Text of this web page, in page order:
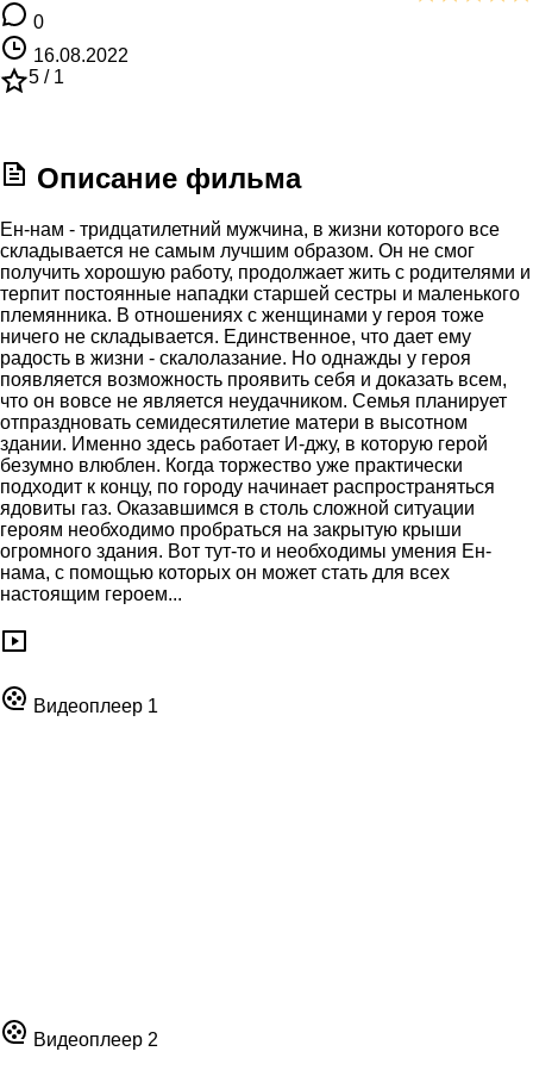
0
16.08.2022
5 / 1
Описание фильма
Ен-нам - тридцатилетний мужчина, в жизни которого все
складывается не самым лучшим образом. Он не смог
получить хорошую работу, продолжает жить с родителями и
терпит постоянные нападки старшей сестры и маленького
племянника. В отношениях с женщинами у героя тоже
ничего не складывается. Единственное, что дает ему
радость в жизни - скалолазание. Но однажды у героя
появляется возможность проявить себя и доказать всем,
что он вовсе не является неудачником. Семья планирует
отпраздновать семидесятилетие матери в высотном
здании. Именно здесь работает И-джу, в которую герой
безумно влюблен. Когда торжество уже практически
подходит к концу, по городу начинает распространяться
ядовиты газ. Оказавшимся в столь сложной ситуации
героям необходимо пробраться на закрытую крыши
огромного здания. Вот тут-то и необходимы умения Ен-
нама, с помощью которых он может стать для всех
настоящим героем...
Видеоплеер 1
Видеоплеер 2